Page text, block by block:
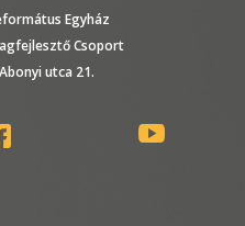
Egyház
Csoport
utca 21.